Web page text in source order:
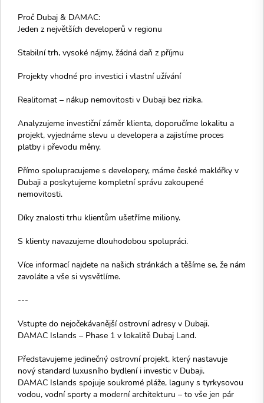
Proč Dubaj & DAMAC:
Jeden z největších developerů v regionu
Stabilní trh, vysoké nájmy, žádná daň z příjmu
Projekty vhodné pro investici i vlastní užívání
Realitomat – nákup nemovitosti v Dubaji bez rizika.
Analyzujeme investiční záměr klienta, doporučíme lokalitu a
projekt, vyjednáme slevu u developera a zajistíme proces
platby i převodu měny.
Přímo spolupracujeme s developery, máme české makléřky v
Dubaji a poskytujeme kompletní správu zakoupené
nemovitosti.
Díky znalosti trhu klientům ušetříme miliony.
S klienty navazujeme dlouhodobou spolupráci.
Více informací najdete na našich stránkách a těšíme se, že nám
zavoláte a vše si vysvětlíme.
---
Vstupte do nejočekávanější ostrovní adresy v Dubaji.
DAMAC Islands – Phase 1 v lokalitě Dubaj Land.
Představujeme jedinečný ostrovní projekt, který nastavuje
nový standard luxusního bydlení i investic v Dubaji.
DAMAC Islands spojuje soukromé pláže, laguny s tyrkysovou
vodou, vodní sporty a moderní architekturu – to vše jen pár